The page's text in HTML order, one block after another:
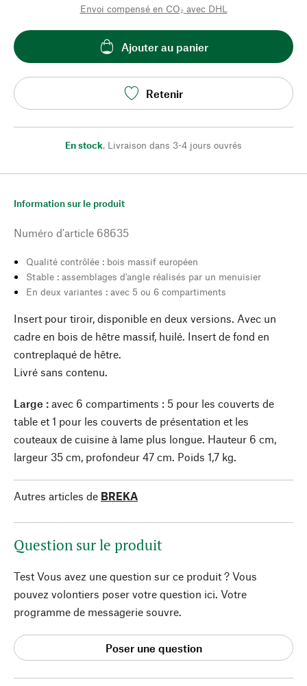
Envoi compensé en CO₂ avec DHL
Ajouter au panier
Retenir
En stock, Livraison dans 3-4 jours ouvrés
Information sur le produit
Numéro d'article 68635
Qualité contrôlée : bois massif européen
Stable : assemblages d'angle réalisés par un menuisier
En deux variantes : avec 5 ou 6 compartiments
Insert pour tiroir, disponible en deux versions. Avec un
cadre en bois de hêtre massif, huilé. Insert de fond en
contreplaqué de hêtre.
Livré sans contenu.
Large : avec 6 compartiments : 5 pour les couverts de
table et 1 pour les couverts de présentation et les
couteaux de cuisine à lame plus longue. Hauteur 6 cm,
largeur 35 cm, profondeur 47 cm. Poids 1,7 kg.
Autres articles de BREKA
Question sur le produit
Test Vous avez une question sur ce produit ? Vous
pouvez volontiers poser votre question ici. Votre
programme de messagerie souvre.
Poser une question